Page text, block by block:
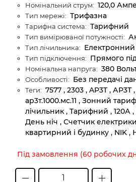
Номінальний струм: 120,0
Тип мережі: Трифазна
Тарифна система: Тарифний
Тип вимірюваної потужності:
Тип лічильника: Електронний
Тип підключення: Прямого
Номінальна напруга: 380
Особливості: Без передачі
Теги: 7577 , 2303 , AP3T , АР3Т
ар3т.1000.мс.11 , Зонний
лічильник , Тарифний , 120А
День ніч , Счетчик
квартирний і будинку , NIK ,
Під замовлення (60 робочих